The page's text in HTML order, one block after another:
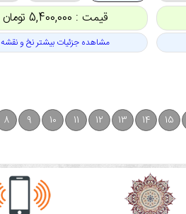
قیمت : 5,400,000 تومان
مشاهده جزئیات بیشتر نخ و نقشه
15
14
13
12
11
10
9
8